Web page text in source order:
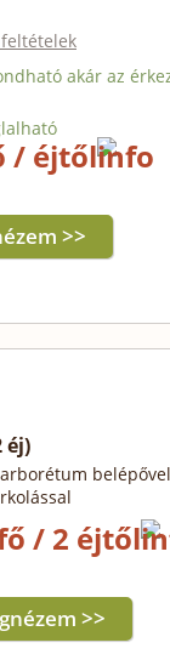
akár az
/ éjtől
>>
éj)
/ 2 éjtől
>>